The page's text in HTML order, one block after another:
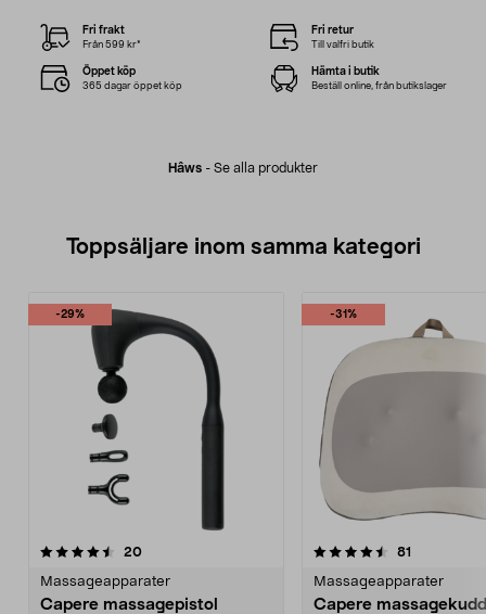
Hâws - Se alla produkter
Fri frakt
Från 599 kr*
Fri retur
Till valfri butik
Öppet köp
365 dagar öppet köp
Hämta i butik
Beställ online, från butikslager
Toppsäljare inom samma kategori
-29%
20recensioner
Massageapparater
Capere massagepistol
-31%
4.5 av 5 stjärnor 81
Massageapparater
Capere
4.5 av 5 stjärnor